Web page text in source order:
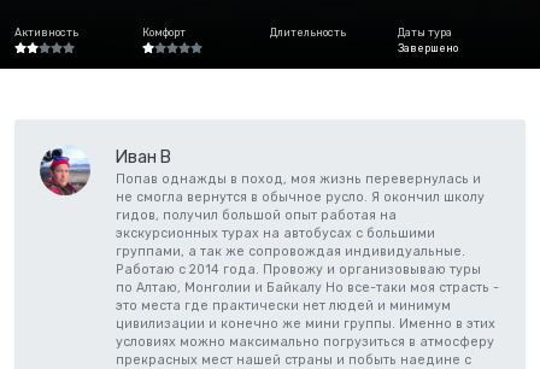
Активность Комфорт Длительность
Даты тура
Завершено
Иван В
Попав однажды в поход, моя жизнь перевернулась и
не смогла вернутся в обычное русло. Я окончил школу
гидов, получил большой опыт работая на
экскурсионных турах на автобусах с большими
группами, а так же сопровождая индивидуальные.
Работаю с 2014 года. Провожу и организовываю туры
по Алтаю, Монголии и Байкалу Но все-таки моя страсть -
это места где практически нет людей и минимум
цивилизации и конечно же мини группы. Именно в этих
условиях можно максимально погрузиться в атмосферу
прекрасных мест нашей страны и побыть наедине с